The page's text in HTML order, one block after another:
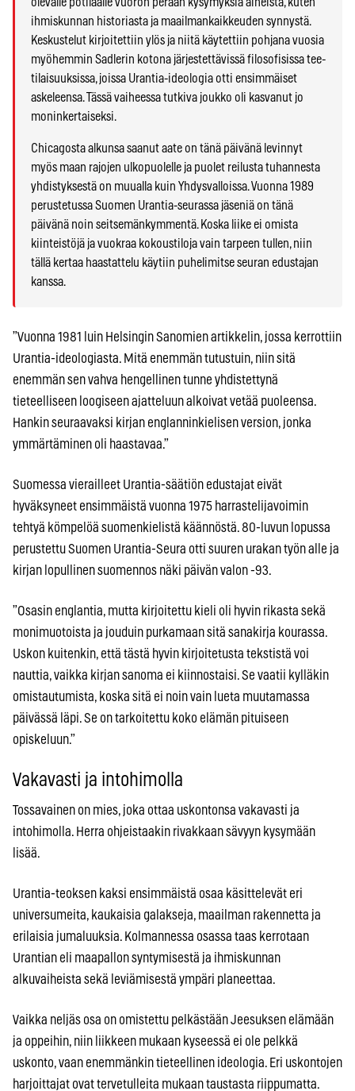
ihmiskunnan historiasta ja maailmankaikkeuden synnystä.
Keskustelut kirjoitettiin ylös ja niitä käytettiin pohjana vuosia
myöhemmin Sadlerin kotona järjestettävissä filosofisissa tee-
tilaisuuksissa, joissa Urantia-ideologia otti ensimmäiset
askeleensa. Tässä vaiheessa tutkiva joukko oli kasvanut jo
moninkertaiseksi.
Chicagosta alkunsa saanut aate on tänä päivänä levinnyt
myös maan rajojen ulkopuolelle ja puolet reilusta tuhannesta
yhdistyksestä on muualla kuin Yhdysvalloissa. Vuonna 1989
perustetussa Suomen Urantia-seurassa jäseniä on tänä
päivänä noin seitsemänkymmentä. Koska liike ei omista
kiinteistöjä ja vuokraa kokoustiloja vain tarpeen tullen, niin
tällä kertaa haastattelu käytiin puhelimitse seuran edustajan
kanssa.
”Vuonna 1981 luin Helsingin Sanomien artikkelin, jossa kerrottiin
Urantia-ideologiasta. Mitä enemmän tutustuin, niin sitä
enemmän sen vahva hengellinen tunne yhdistettynä
tieteelliseen loogiseen ajatteluun alkoivat vetää puoleensa.
Hankin seuraavaksi kirjan englanninkielisen version, jonka
ymmärtäminen oli haastavaa.”
Suomessa vierailleet Urantia-säätiön edustajat eivät
hyväksyneet ensimmäistä vuonna 1975 harrastelijavoimin
tehtyä kömpelöä suomenkielistä käännöstä. 80-luvun lopussa
perustettu Suomen Urantia-Seura otti suuren urakan työn alle ja
kirjan lopullinen suomennos näki päivän valon -93.
”Osasin englantia, mutta kirjoitettu kieli oli hyvin rikasta sekä
monimuotoista ja jouduin purkamaan sitä sanakirja kourassa.
Uskon kuitenkin, että tästä hyvin kirjoitetusta tekstistä voi
nauttia, vaikka kirjan sanoma ei kiinnostaisi. Se vaatii kylläkin
omistautumista, koska sitä ei noin vain lueta muutamassa
päivässä läpi. Se on tarkoitettu koko elämän pituiseen
opiskeluun.”
Vakavasti ja intohimolla
Tossavainen on mies, joka ottaa uskontonsa vakavasti ja
intohimolla. Herra ohjeistaakin rivakkaan sävyyn kysymään
lisää.
Urantia-teoksen kaksi ensimmäistä osaa käsittelevät eri
universumeita, kaukaisia galakseja, maailman rakennetta ja
erilaisia jumaluuksia. Kolmannessa osassa taas kerrotaan
Urantian eli maapallon syntymisestä ja ihmiskunnan
alkuvaiheista sekä leviämisestä ympäri planeettaa.
Vaikka neljäs osa on omistettu pelkästään Jeesuksen elämään
ja oppeihin, niin liikkeen mukaan kyseessä ei ole pelkkä
uskonto, vaan enemmänkin tieteellinen ideologia. Eri uskontojen
harjoittajat ovat tervetulleita mukaan taustasta riippumatta.